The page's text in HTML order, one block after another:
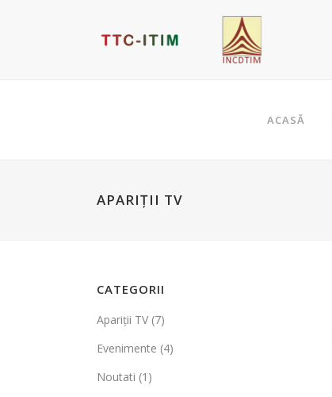
ACASĂ
APARIȚII TV
CATEGORII
Apariţii TV (7)
Evenimente (4)
Noutati (1)